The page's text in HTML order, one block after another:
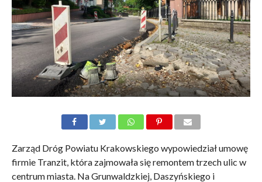
Zarząd Dróg Powiatu Krakowskiego wypowiedział umowę
firmie Tranzit, która zajmowała się remontem trzech ulic w
centrum miasta. Na Grunwaldzkiej, Daszyńskiego i